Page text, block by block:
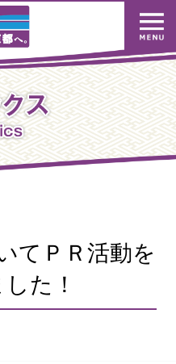
てＰＲ活動を
た！